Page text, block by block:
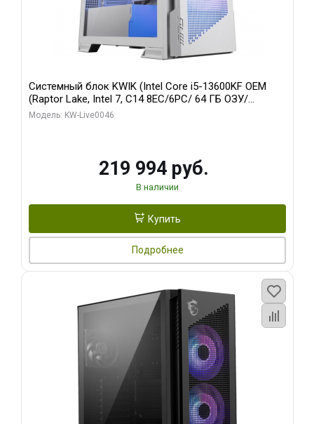
Системный блок KWIK (Intel Core i5-13600KF OEM
(Raptor Lake, Intel 7, C14 8EC/6PC/ 64 ГБ ОЗУ/
Gigabyte RTX5060Ti GAMING OC 8GB GDDR7 128bit
Модель: KW-Live0046
219 994 руб.
В наличии
Купить
Подробнее